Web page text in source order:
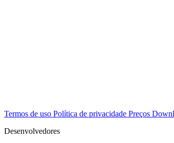
Termos de uso Política de privacidade Preços
Desenvolvedores